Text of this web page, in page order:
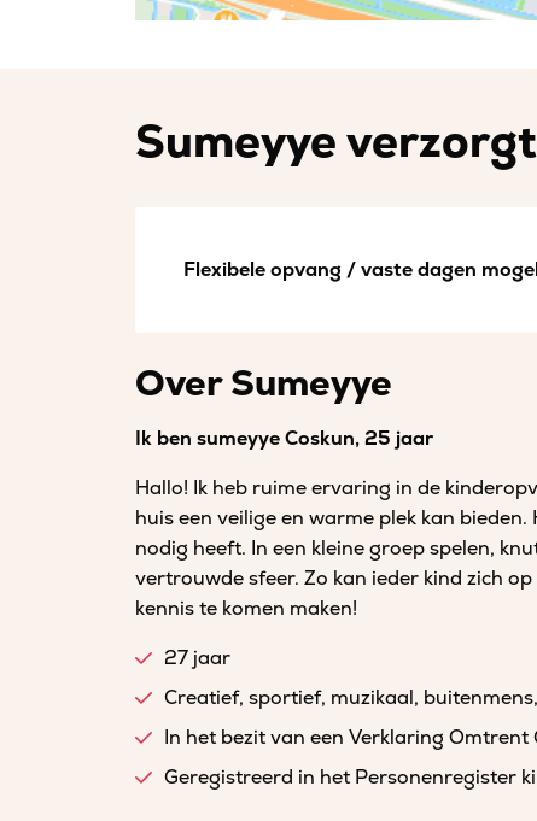
Sumeyye
Flexibele opvang / vaste dagen
Over Sumeyye
Ik ben sumeyye Coskun, 25 jaar
Hallo! Ik heb ruime ervaring in de
huis een veilige en warme plek kan
nodig heeft. In een kleine groep spelen,
vertrouwde sfeer. Zo kan ieder kind zich
kennis te komen maken!
27 jaar
Creatief, sportief, muzikaal,
In het bezit van een Verklaring Omtrent
Geregistreerd in het Personenregister